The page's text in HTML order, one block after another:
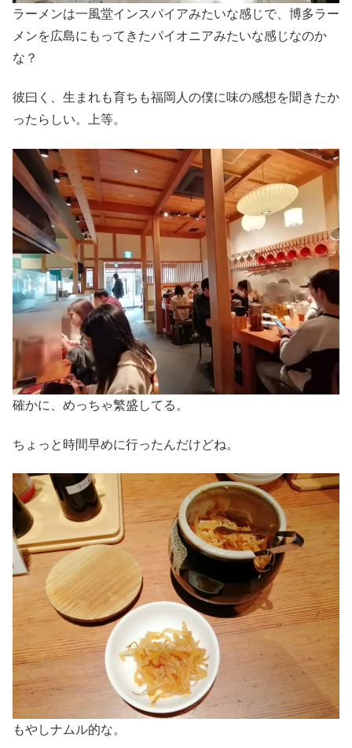
ラーメンは一風堂インスパイアみたいな感じで、博多ラー
メンを広島にもってきたパイオニアみたいな感じなのか
な？
彼曰く、生まれも育ちも福岡人の僕に味の感想を聞きたか
ったらしい。上等。
確かに、めっちゃ繁盛してる。
ちょっと時間早めに行ったんだけどね。
もやしナムル的な。